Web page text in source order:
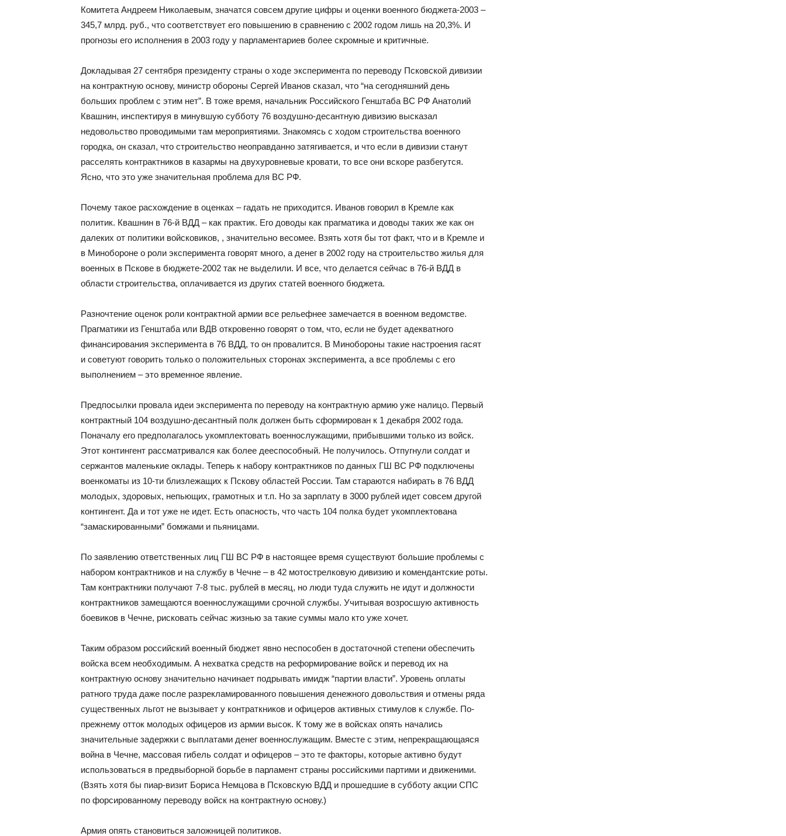
Комитета Андреем Николаевым, значатся совсем другие цифры и оценки военного бюджета-2003 –
345,7 млрд. руб., что соответствует его повышению в сравнению с 2002 годом лишь на 20,3%. И
прогнозы его исполнения в 2003 году у парламентариев более скромные и критичные.
Докладывая 27 сентября президенту страны о ходе эксперимента по переводу Псковской дивизии
на контрактную основу, министр обороны Сергей Иванов сказал, что “на сегодняшний день
больших проблем с этим нет”. В тоже время, начальник Российского Генштаба ВС РФ Анатолий
Квашнин, инспектируя в минувшую субботу 76 воздушно-десантную дивизию высказал
недовольство проводимыми там мероприятиями. Знакомясь с ходом строительства военного
городка, он сказал, что строительство неоправданно затягивается, и что если в дивизии станут
расселять контрактников в казармы на двухуровневые кровати, то все они вскоре разбегутся.
Ясно, что это уже значительная проблема для ВС РФ.
Почему такое расхождение в оценках – гадать не приходится. Иванов говорил в Кремле как
политик. Квашнин в 76-й ВДД – как практик. Его доводы как прагматика и доводы таких же как он
далеких от политики войсковиков, , значительно весомее. Взять хотя бы тот факт, что и в Кремле и
в Минобороне о роли эксперимента говорят много, а денег в 2002 году на строительство жилья для
военных в Пскове в бюджете-2002 так не выделили. И все, что делается сейчас в 76-й ВДД в
области строительства, оплачивается из других статей военного бюджета.
Разночтение оценок роли контрактной армии все рельефнее замечается в военном ведомстве.
Прагматики из Генштаба или ВДВ откровенно говорят о том, что, если не будет адекватного
финансирования эксперимента в 76 ВДД, то он провалится. В Минобороны такие настроения гасят
и советуют говорить только о положительных сторонах эксперимента, а все проблемы с его
выполнением – это временное явление.
Предпосылки провала идеи эксперимента по переводу на контрактную армию уже налицо. Первый
контрактный 104 воздушно-десантный полк должен быть сформирован к 1 декабря 2002 года.
Поначалу его предполагалось укомплектовать военнослужащими, прибывшими только из войск.
Этот контингент рассматривался как более дееспособный. Не получилось. Отпугнули солдат и
сержантов маленькие оклады. Теперь к набору контрактников по данных ГШ ВС РФ подключены
военкоматы из 10-ти близлежащих к Пскову областей России. Там стараются набирать в 76 ВДД
молодых, здоровых, непьющих, грамотных и т.п. Но за зарплату в 3000 рублей идет совсем другой
контингент. Да и тот уже не идет. Есть опасность, что часть 104 полка будет укомплектована
“замаскированными” бомжами и пьяницами.
По заявлению ответственных лиц ГШ ВС РФ в настоящее время существуют большие проблемы с
набором контрактников и на службу в Чечне – в 42 мотострелковую дивизию и комендантские роты.
Там контрактники получают 7-8 тыс. рублей в месяц, но люди туда служить не идут и должности
контрактников замещаются военнослужащими срочной службы. Учитывая возросшую активность
боевиков в Чечне, рисковать сейчас жизнью за такие суммы мало кто уже хочет.
Таким образом российский военный бюджет явно неспособен в достаточной степени обеспечить
войска всем необходимым. А нехватка средств на реформирование войск и перевод их на
контрактную основу значительно начинает подрывать имидж “партии власти”. Уровень оплаты
ратного труда даже после разрекламированного повышения денежного довольствия и отмены ряда
существенных льгот не вызывает у контраткников и офицеров активных стимулов к службе. По-
прежнему отток молодых офицеров из армии высок. К тому же в войсках опять начались
значительные задержки с выплатами денег военнослужащим. Вместе с этим, непрекращающаяся
война в Чечне, массовая гибель солдат и офицеров – это те факторы, которые активно будут
использоваться в предвыборной борьбе в парламент страны российскими партими и движеними.
(Взять хотя бы пиар-визит Бориса Немцова в Псковскую ВДД и прошедшие в субботу акции СПС
по форсированному переводу войск на контрактную основу.)
Армия опять становиться заложницей политиков.